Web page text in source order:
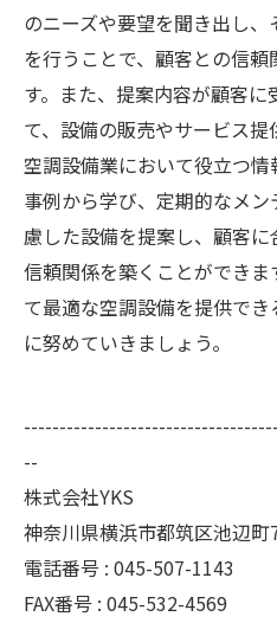
のニーズや要望を聞き出し
を行うことで、顧客との信
す。また、提案内容が顧客
て、設備の販売やサービス提
空調設備業において役立つ
事例から学び、定期的なメ
慮した設備を提案し、顧客に
信頼関係を築くことができ
て最適な空調設備を提供で
に努めていきましょう。
--
株式会社YKS
神奈川県横浜市都筑区池辺町
電話番号 : 045-507-1143
FAX番号 : 045-532-4569